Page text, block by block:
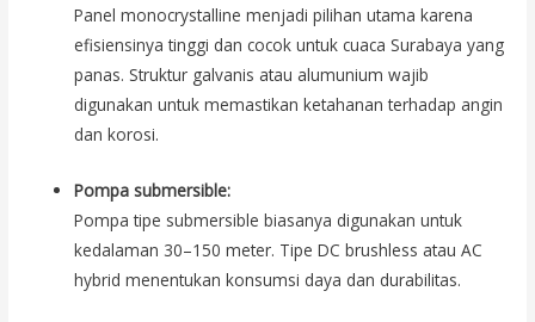
Panel monocrystalline menjadi pilihan utama karena
efisiensinya tinggi dan cocok untuk cuaca Surabaya yang
panas. Struktur galvanis atau alumunium wajib
digunakan untuk memastikan ketahanan terhadap angin
dan korosi.
Pompa submersible:
Pompa tipe submersible biasanya digunakan untuk
kedalaman 30–150 meter. Tipe DC brushless atau AC
hybrid menentukan konsumsi daya dan durabilitas.